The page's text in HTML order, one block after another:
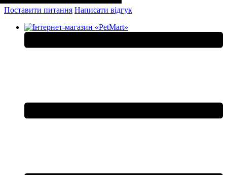
Поставити питання Написати відгук